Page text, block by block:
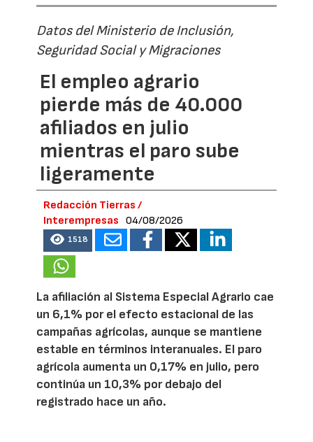
Datos del Ministerio de Inclusión,
Seguridad Social y Migraciones
El empleo agrario
pierde más de 40.000
afiliados en julio
mientras el paro sube
ligeramente
Redacción Tierras /
Interempresas
04/08/2026
1518
La afiliación al Sistema Especial Agrario cae
un 6,1% por el efecto estacional de las
campañas agrícolas, aunque se mantiene
estable en términos interanuales. El paro
agrícola aumenta un 0,17% en julio, pero
continúa un 10,3% por debajo del
registrado hace un año.